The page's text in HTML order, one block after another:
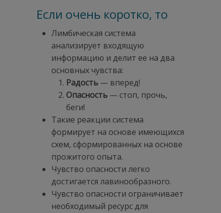
Если очень коротко, то
Лимбическая система
анализирует входящую
информацию и делит ее на два
основных чувства:
Радость — вперед!
Опасность — стоп, прочь,
беги!
Такие реакции система
формирует на основе имеющихся
схем, сформированных на основе
прожитого опыта.
Чувство опасности легко
достигается лавинообразного.
Чувство опасности ограничивает
необходимый ресурс для